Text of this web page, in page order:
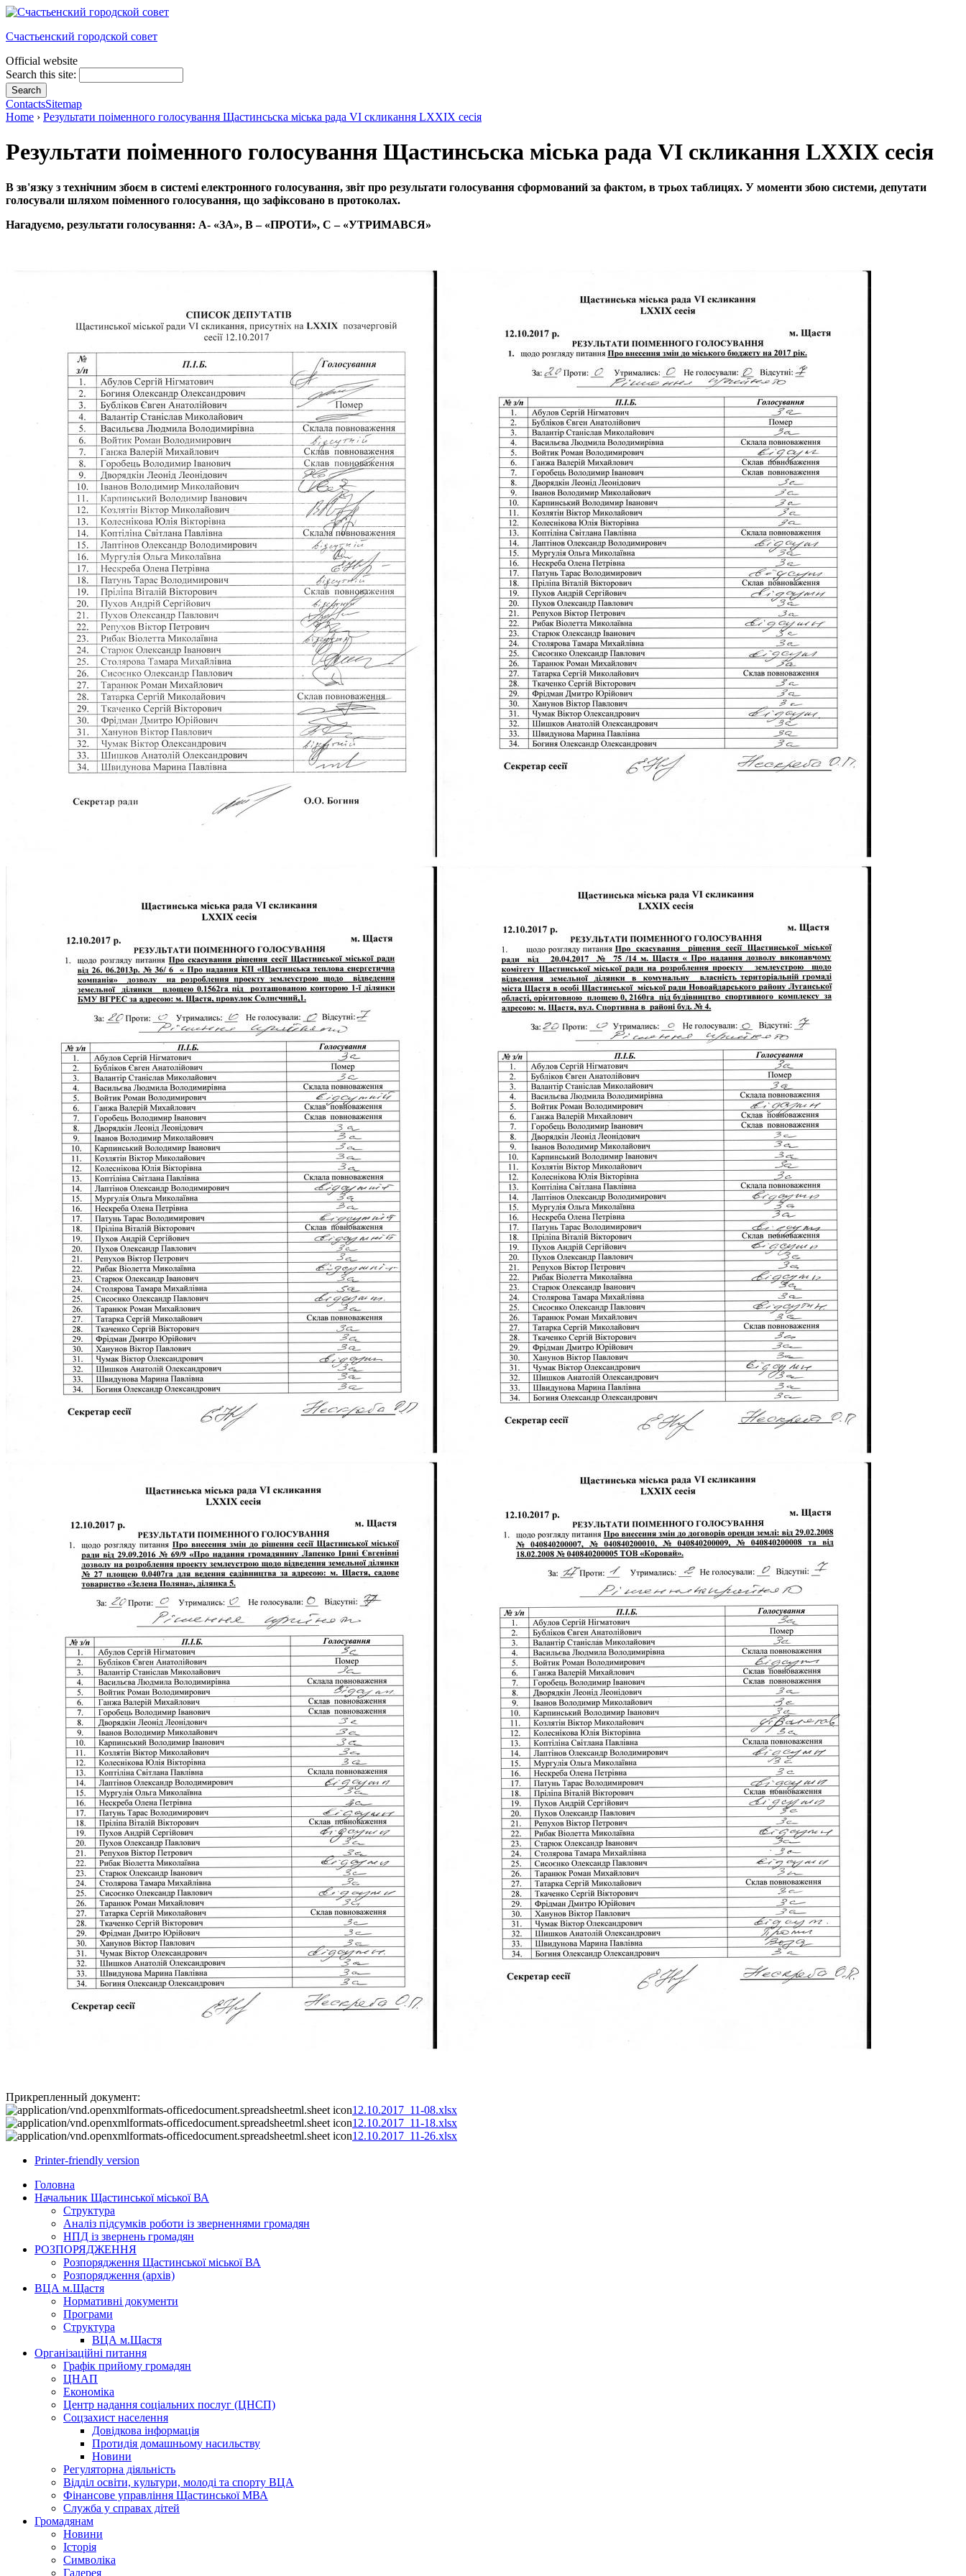
Счастьенский городской совет
Official website
Search this site:
ContactsSitemap
Home › Результати поіменного голосування Щастинсьска міська рада VI скликання LXXIX сесія
Результати поіменного голосування Щастинсьска міська рада VI скликання LXXIX сесія
В зв'язку з технічним збоєм в системі електронного голосування, звіт про результати голосування сформований за фактом, в трьох таблицях. У моменти збою системи, депутати
голосували шляхом поіменного голосування, що зафіксовано в протоколах.
Нагадуємо, результати голосування: А- «ЗА», В – «ПРОТИ», С – «УТРИМАВСЯ»
Прикрепленный документ:
12.10.2017_11-08.xlsx
12.10.2017_11-18.xlsx
12.10.2017_11-26.xlsx
Printer-friendly version
Головна
Начальник Щастинської міської ВА
Структура
Аналіз підсумків роботи із зверненнями громадян
НПД із звернень громадян
РОЗПОРЯДЖЕННЯ
Розпорядження Щастинської міської ВА
Розпорядження (архів)
ВЦА м.Щастя
Нормативні документи
Програми
Структура
ВЦА м.Щастя
Організаційні питання
Графік прийому громадян
ЦНАП
Економіка
Центр надання соціальних послуг (ЦНСП)
Соцзахист населення
Довідкова інформація
Протидія домашньому насильству
Новини
Регуляторна діяльність
Відділ освіти, культури, молоді та спорту ВЦА
Фінансове управління Щастинської МВА
Служба у справах дітей
Громадянам
Новини
Історія
Символіка
Галерея